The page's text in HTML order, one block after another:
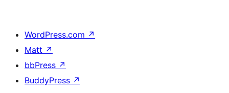
WordPress.com ↗
Matt ↗
bbPress ↗
BuddyPress ↗